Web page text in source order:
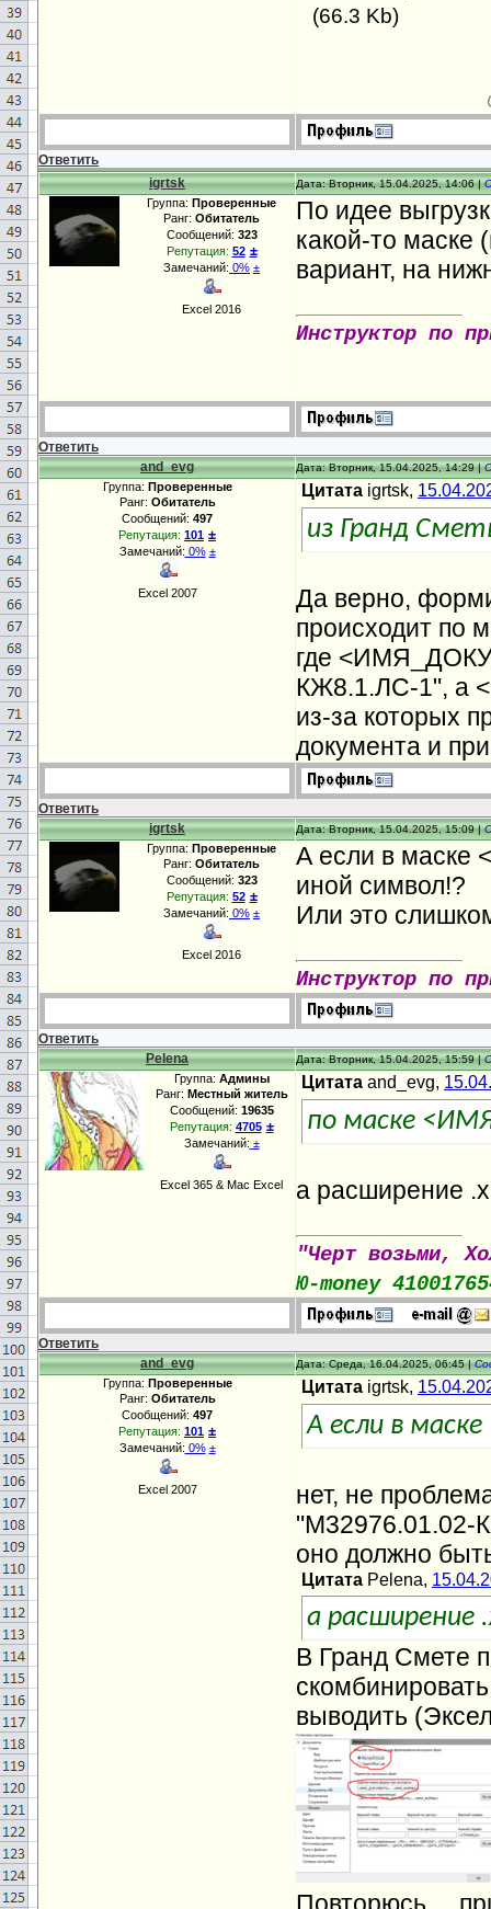
(66.3 Kb)
Ответить
igrtsk
Дата: Вторник, 15.04.2025, 14:06 |
Группа: Проверенные
Ранг: Обитатель
Сообщений: 323
Репутация: 52 ±
Замечаний: 0% ±
Excel 2016
По идее
какой-то маске
вариант, на
Инструктор по
Ответить
and_evg
Дата: Вторник, 15.04.2025, 14:29 |
Группа: Проверенные
Ранг: Обитатель
Сообщений: 497
Репутация: 101 ±
Замечаний: 0% ±
Excel 2007
Цитата igrtsk,
из Гранд
Да верно,
происходит
где
КЖ8.1.ЛС-1", а
из-за которых
документа и
Ответить
igrtsk
Дата: Вторник, 15.04.2025, 15:09 |
Группа: Проверенные
Ранг: Обитатель
Сообщений: 323
Репутация: 52 ±
Замечаний: 0% ±
Excel 2016
А если в маске
иной символ!?
Или это
Инструктор по
Ответить
Pelena
Дата: Вторник, 15.04.2025, 15:59 |
Группа: Админы
Ранг: Местный житель
Сообщений: 19635
Репутация: 4705 ±
Замечаний: ±
Excel 365 & Mac Excel
Цитата and_evg,
по маске
а расширение
"Черт возьми,
Ю-money
Ответить
and_evg
Дата: Среда, 16.04.2025, 06:45 |
Группа: Проверенные
Ранг: Обитатель
Сообщений: 497
Репутация: 101 ±
Замечаний: 0% ±
Excel 2007
Цитата igrtsk,
А если в
нет, не
"М32976.01.02-
оно должно
Цитата Pelena,
а расширение
В Гранд Смете
выводить